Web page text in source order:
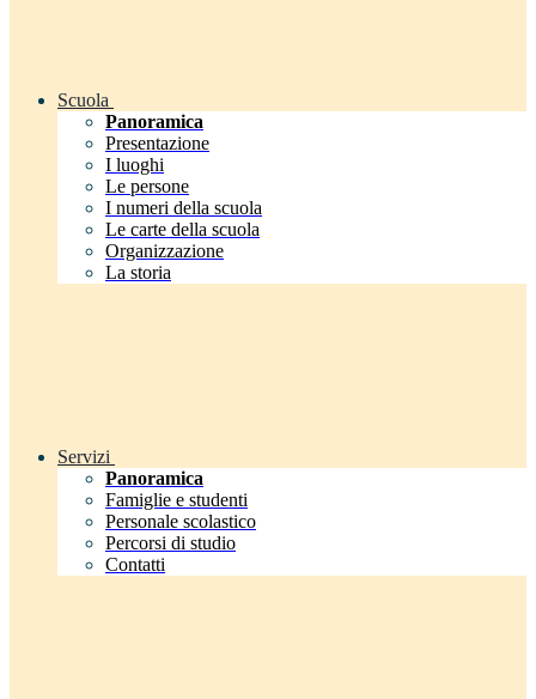
Scuola
Panoramica
Presentazione
I luoghi
Le persone
I numeri della scuola
Le carte della scuola
Organizzazione
La storia
Servizi
Panoramica
Famiglie e studenti
Personale scolastico
Percorsi di studio
Contatti